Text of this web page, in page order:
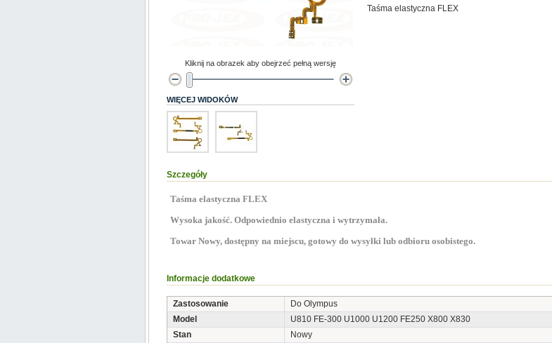
Taśma elastyczna FLEX
Kliknij na obrazek aby obejrzeć pełną wersję
WIĘCEJ WIDOKÓW
Szczegóły
Taśma elastyczna FLEX
Wysoka jakość. Odpowiednio elastyczna i wytrzymała.
Towar Nowy, dostępny na miejscu, gotowy do wysyłki lub odbioru osobistego.
Informacje dodatkowe
Zastosowanie
Do Olympus
Model
U810 FE-300 U1000 U1200 FE250 X800 X830
Stan
Nowy